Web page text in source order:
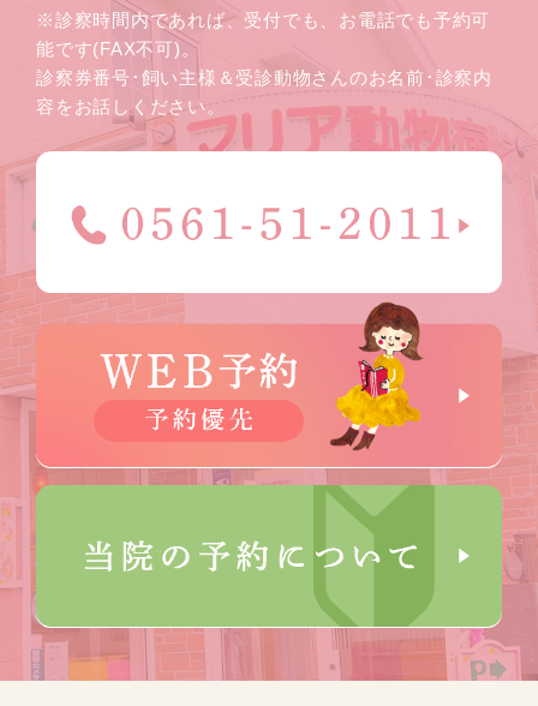
※診察時間内であれば、受付でも、お電話でも予約可
能です(FAX不可)。
診察券番号･飼い主様＆受診動物さんのお名前･診察内
容をお話しください。